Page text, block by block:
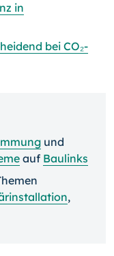
in
bei CO₂-
und
auf Baulinks
,